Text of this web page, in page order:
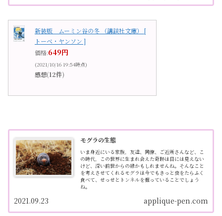
新装版 ムーミン谷の冬 （講談社文庫） [
トーベ・ヤンソン ]
価格:649円
(2021/10/16 19:54時点)
感想(12件)
モグラの生態
いま身近にいる家族，友達、同僚、ご近所さんなど、こ
の時代，この世界に生まれ会えた奇跡は目には見えない
けど、深い前世からの縁かもしれませんね。そんなこと
を考えさせてくれるモグラは今でもきっと虫をたらふく
食べて、せっせとトンネルを掘っていることでしょう
ね。
applique-pen.com
2021.09.23